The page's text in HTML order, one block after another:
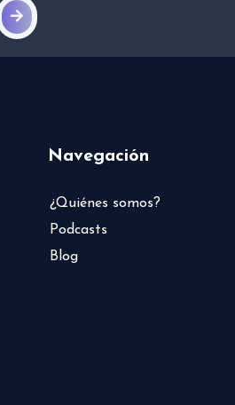
Navegación
¿Quiénes somos?
Podcasts
Blog